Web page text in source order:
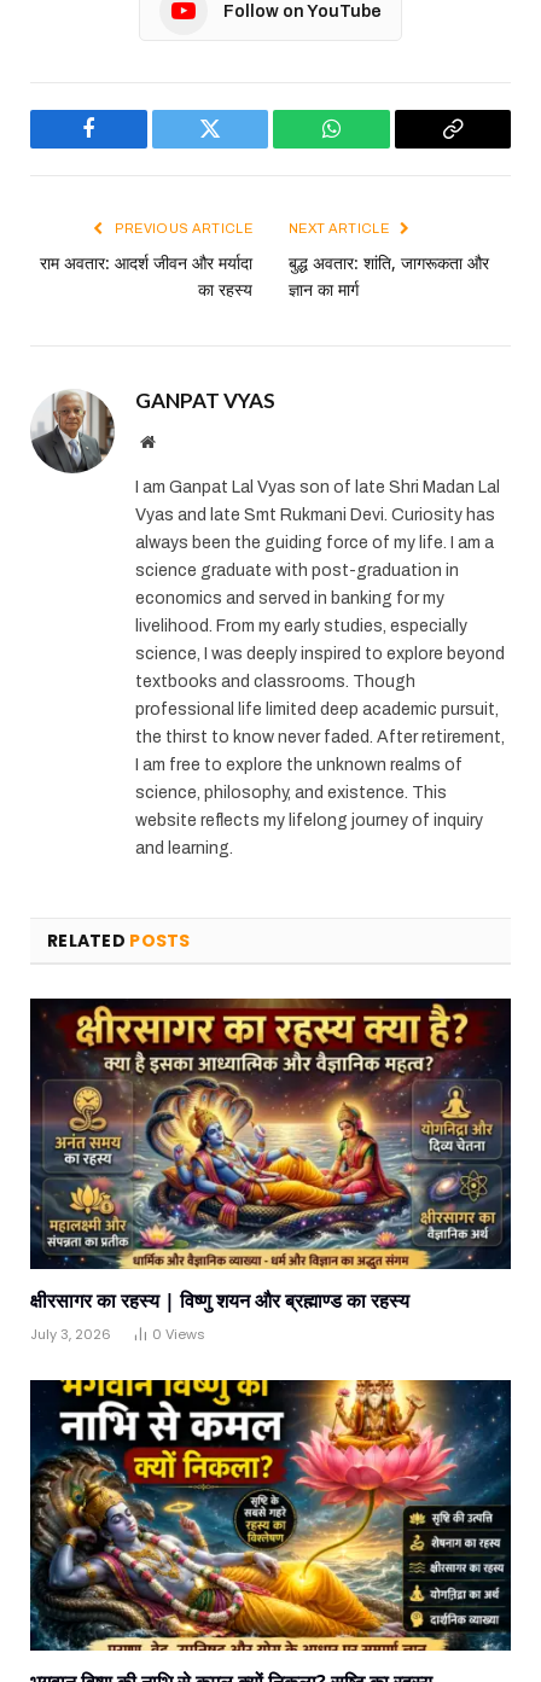
Follow on YouTube
Facebook Twitter WhatsApp
Copy
PREVIOUS ARTICLE
राम अवतार: आदर्श जीवन और मर्यादा
का रहस्य
NEXT ARTICLE
बुद्ध अवतार: शांति, जागरूकता और
ज्ञान का मार्ग
GANPAT VYAS
Website
I am Ganpat Lal Vyas son of late Shri Madan Lal
Vyas and late Smt Rukmani Devi. Curiosity has
always been the guiding force of my life. I am a
science graduate with post-graduation in
economics and served in banking for my
livelihood. From my early studies, especially
science, I was deeply inspired to explore beyond
textbooks and classrooms. Though
professional life limited deep academic pursuit,
the thirst to know never faded. After retirement,
I am free to explore the unknown realms of
science, philosophy, and existence. This
website reflects my lifelong journey of inquiry
and learning.
RELATED POSTS
क्षीरसागर का रहस्य | विष्णु शयन और ब्रह्माण्ड का रहस्य
July 3, 2026 0 Views